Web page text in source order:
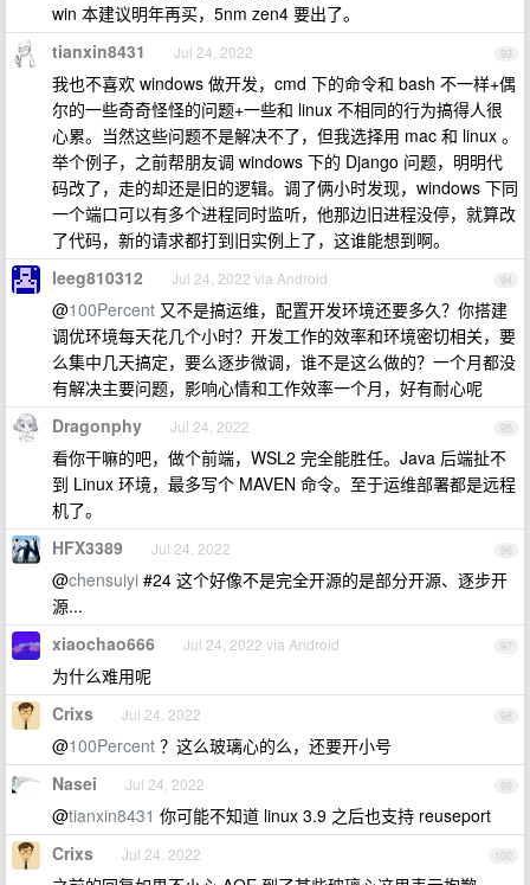
win 本建议明年再买，5nm zen4 要出了。
93
tianxin8431 Jul 24, 2022
我也不喜欢 windows 做开发，cmd 下的命令和 bash 不一样+偶
尔的一些奇奇怪怪的问题+一些和 linux 不相同的行为搞得人很
心累。当然这些问题不是解决不了，但我选择用 mac 和 linux 。
举个例子，之前帮朋友调 windows 下的 Django 问题，明明代
码改了，走的却还是旧的逻辑。调了俩小时发现，windows 下同
一个端口可以有多个进程同时监听，他那边旧进程没停，就算改
了代码，新的请求都打到旧实例上了，这谁能想到啊。
94
leeg810312 Jul 24, 2022 via Android
@100Percent 又不是搞运维，配置开发环境还要多久？你搭建
调优环境每天花几个小时？开发工作的效率和环境密切相关，要
么集中几天搞定，要么逐步微调，谁不是这么做的？一个月都没
有解决主要问题，影响心情和工作效率一个月，好有耐心呢
95
Dragonphy Jul 24, 2022
看你干嘛的吧，做个前端，WSL2 完全能胜任。Java 后端扯不
到 Linux 环境，最多写个 MAVEN 命令。至于运维部署都是远程
机了。
96
HFX3389 Jul 24, 2022
@chensuiyi #24 这个好像不是完全开源的是部分开源、逐步开
源...
97
xiaochao666 Jul 24, 2022 via Android
为什么难用呢
98
Crixs Jul 24, 2022
@100Percent ？这么玻璃心的么，还要开小号
99
Nasei Jul 24, 2022
@tianxin8431 你可能不知道 linux 3.9 之后也支持 reuseport
100
Crixs Jul 24, 2022